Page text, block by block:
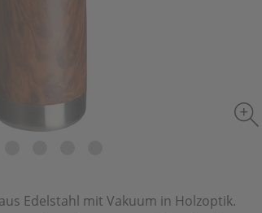
Edelstahl mit Vakuum in Holzoptik.